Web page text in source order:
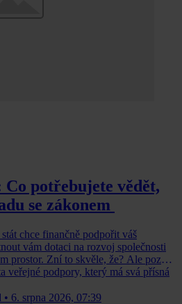
potřebujete vědět,
se zákonem
chce finančně podpořit váš
vám dotaci na rozvoj společnosti
prostor. Zní to skvěle, že? Ale pozor
veřejné podpory, který má svá přísná
• 6. srpna 2026, 07:39